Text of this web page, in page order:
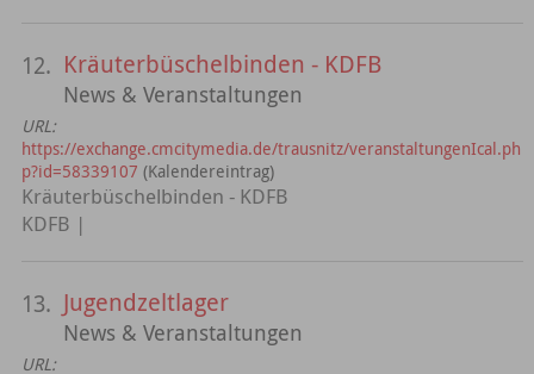
12. Kräuterbüschelbinden - KDFB
News & Veranstaltungen
URL:
https://exchange.cmcitymedia.de/trausnitz/veranstaltungenIcal.ph
p?id=58339107 (Kalendereintrag)
Kräuterbüschelbinden - KDFB
KDFB |
13. Jugendzeltlager
News & Veranstaltungen
URL: